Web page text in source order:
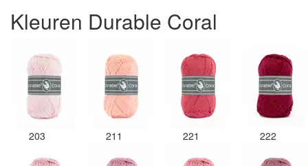
Kleuren Durable Coral
203 211 221 222